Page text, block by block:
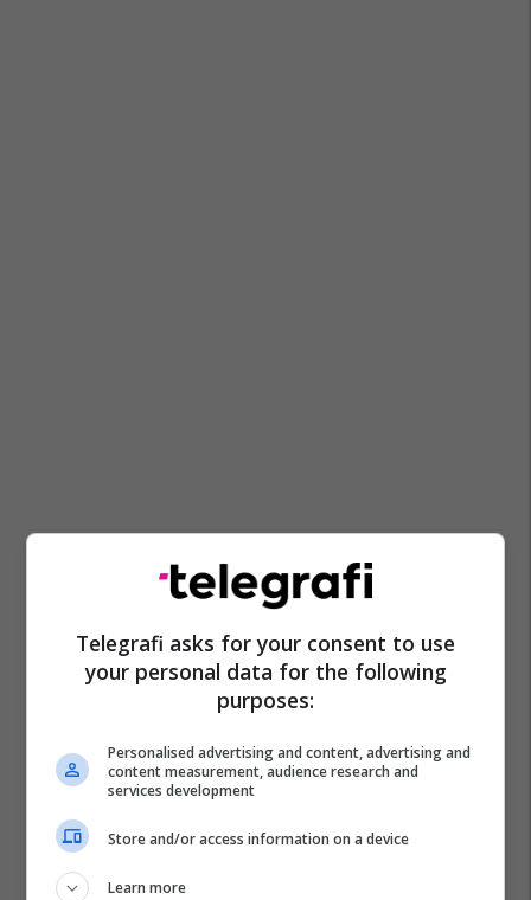
Telegrafi asks for your consent to use
your personal data for the following
purposes:
Personalised advertising and content, advertising and
content measurement, audience research and
services development
Store and/or access information on a device
Learn more